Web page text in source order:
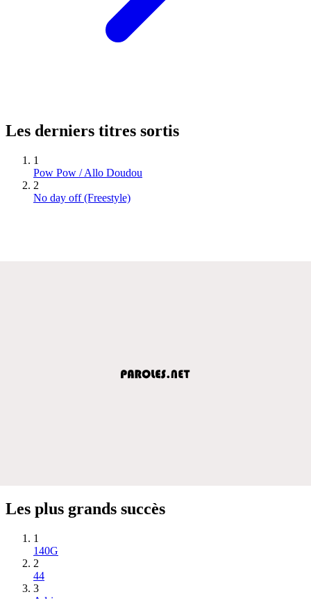
Les derniers titres sortis
1
Pow Pow / Allo Doudou
2
No day off (Freestyle)
Les plus grands succès
1
140G
2
44
3